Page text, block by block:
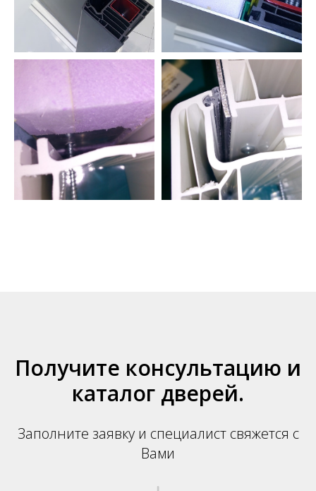
Получите консультацию и
каталог дверей.
Заполните заявку и специалист свяжется с
Вами